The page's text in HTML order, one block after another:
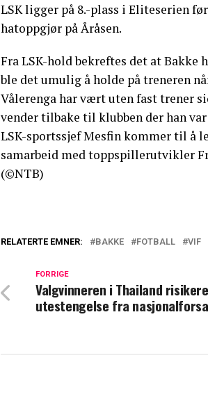
LSK ligger på 8.-plass i Eliteserien
hatoppgjør på Åråsen.
Fra LSK-hold bekreftes det at
ble det umulig å holde på treneren
Vålerenga har vært uten fast trener
vender tilbake til klubben der han
LSK-sportssjef Mesfin kommer til å
samarbeid med toppspillerutvikler
(©NTB)
RELATERTE EMNER: BAKKE FOTBALL VIF
FORRIGE
Valgvinneren i Thailand
utestengelse fra